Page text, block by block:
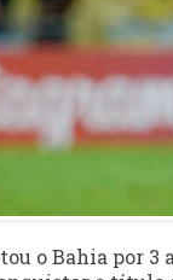
o Bahia por